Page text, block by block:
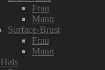
Frau
Mann
Surface-Brust
Frau
Mann